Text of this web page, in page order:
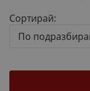
Сортирай:
По